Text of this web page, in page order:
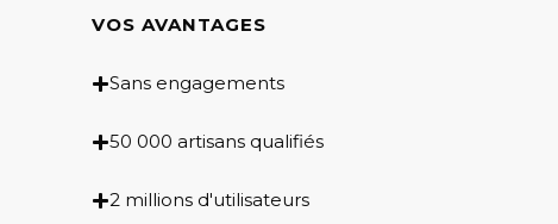
VOS AVANTAGES
Sans engagements
50 000 artisans qualifiés
2 millions d'utilisateurs